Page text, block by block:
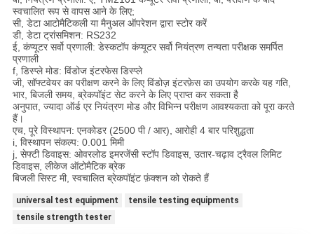
स्वचालित रूप से वापस आने के लिए;
सी, डेटा आटोमैटिकली या मैनुअल ऑपरेशन द्वारा स्टोर करें
डी, डेटा ट्रांसमिशन: RS232
ई, कंप्यूटर सर्वो प्रणाली: डेस्कटॉप कंप्यूटर सर्वो नियंत्रण तन्यता परीक्षक समर्पित
प्रणाली
f, डिस्प्ले मोड: विंडोज इंटरफेस डिस्प्ले
जी, सॉफ्टवेयर का परीक्षण करने के लिए विंडोज़ इंटरफ़ेस का उपयोग करके यह गति,
भार, बिजली समय, ब्रेकपॉइंट सेट करने के लिए प्राप्त कर सकता है
अनुपात, ज्यादा ऑर्ड एर नियंत्रण मोड और विभिन्न परीक्षण आवश्यकता को पूरा करते
हैं।
एच, पूरे विस्थापन: एनकोडर (2500 पी / आर), आरोही 4 बार परिशुद्धता
i, विस्थापन संकल्प: 0.001 मिमी
j, सेफ्टी डिवाइस: ओवरलोड इमरजेंसी स्टॉप डिवाइस, उतार-चढ़ाव ट्रैवल लिमिट
डिवाइस, लीकेज ऑटोमैटिक ब्रेक
बिजली सिस्ट मी, स्वचालित ब्रेकपॉइंट फ़ंक्शन को रोकते हैं
universal test equipment
tensile testing equipments
tensile strength tester